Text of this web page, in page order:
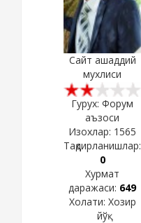
Сайт ашаддий
мухлиси
Гурух: Форум
аъзоси
Изохлар: 1565
Тақдирланишлар:
0
Хурмат
даражаси: 649
Холати: Хозир
йўқ